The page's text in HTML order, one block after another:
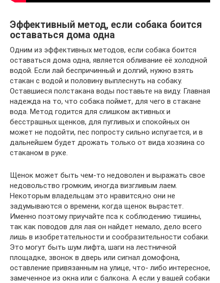
Эффективный метод, если собака боится
оставаться дома одна
Одним из эффективных методов, если собака боится
оставаться дома одна, является обливание её холодной
водой. Если лай беспричинный и долгий, нужно взять
стакан с водой и половину выплеснуть на собаку.
Оставшиеся полстакана воды поставьте на виду. Главная
надежда на то, что собака поймет, для чего в стакане
вода. Метод годится для слишком активных и
бесстрашных щенков, для пугливых и спокойных он
может не подойти, пес попросту сильно испугается, и в
дальнейшем будет дрожать только от вида хозяина со
стаканом в руке.
Щенок может быть чем-то недоволен и выражать свое
недовольство громким, иногда визгливым лаем.
Некоторым владельцам это нравится,но они не
задумываются о времени, когда щенок вырастет.
Именно поэтому приучайте пса к соблюдению тишины,
так как поводов для лая он найдет немало, дело всего
лишь в изобретательности и сообразительности собаки.
Это могут быть шум лифта, шаги на лестничной
площадке, звонок в дверь или сигнал домофона,
оставление привязанным на улице, что- либо интересное,
замеченное из окна или с балкона. А если у вашей собаки